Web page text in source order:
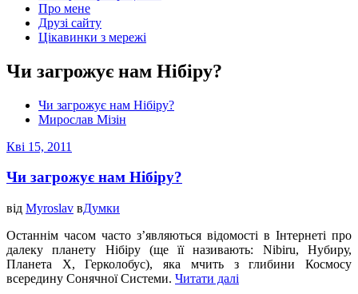
Про мене
Друзі сайту
Цікавинки з мережі
Чи загрожує нам Нібіру?
Чи загрожує нам Нібіру?
Мирослав Мізін
Кві 15, 2011
Чи загрожує нам Нібіру?
від Myroslav вДумки
Останнім часом часто з’являються відомості в Інтернеті про
далеку планету Нібіру (ще її називають: Nibiru, Нубиру,
Планета Х, Герколобус), яка мчить з глибини Космосу
всередину Сонячної Системи. Читати далі